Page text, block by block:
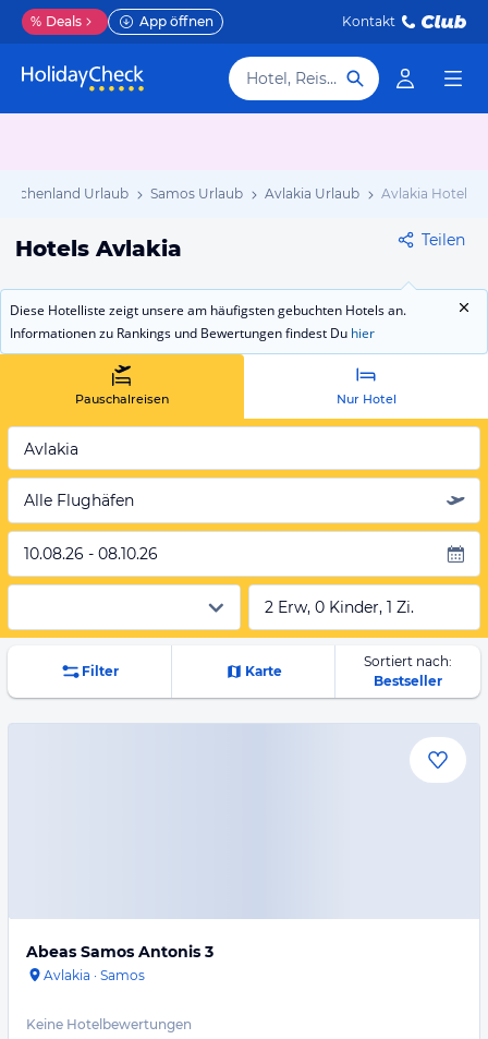
% Deals App öffnen Kontakt
Hotel, Reiseziel
Urlaub Samos Urlaub Avlakia Urlaub Avlakia Hotels
Hotels Avlakia Teilen
Diese Hotelliste zeigt unsere am häufigsten gebuchten Hotels an.
Informationen zu Rankings und Bewertungen findest Du hier
Pauschalreisen Nur Hotel
Avlakia
Alle Flughäfen
10.08.26 - 08.10.26
2 Erw, 0 Kinder, 1 Zi.
Filter Karte
Sortiert nach:
Bestseller
Abeas Samos Antonis 3
Avlakia · Samos
Keine Hotelbewertungen